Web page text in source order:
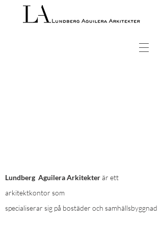
Lundberg Aguilera Arkitekterär ett
arkitektkontor som
specialiserar sig på bostäder och samhällsbyggnad